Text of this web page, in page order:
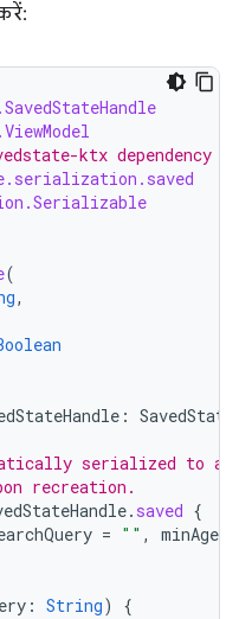
ktx dependency
(
,
:
serialized to a
recreation.
. saved {
= "" , minAge
: String)
{